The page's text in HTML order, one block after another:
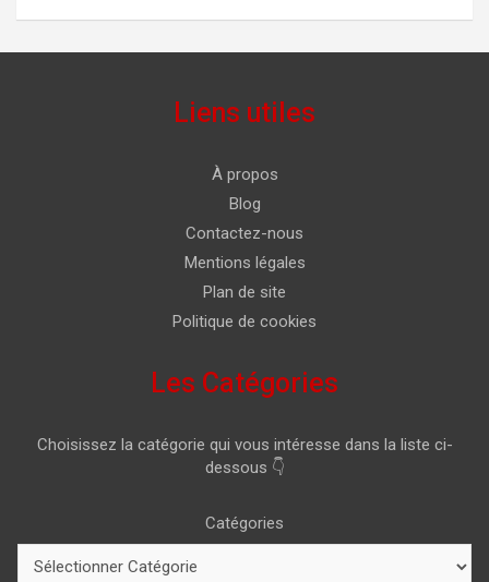
Liens utiles
À propos
Blog
Contactez-nous
Mentions légales
Plan de site
Politique de cookies
Les Catégories
Choisissez la catégorie qui vous intéresse dans la liste ci-
dessous 👇
Catégories